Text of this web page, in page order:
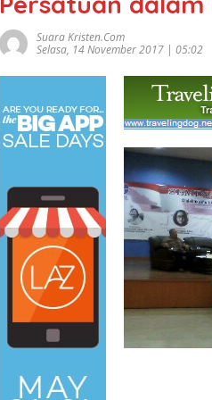
Suara Kristen.com
Selasa, 14 November 2017 | 05:02